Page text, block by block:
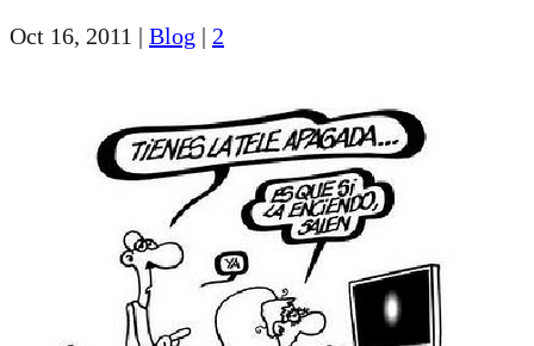
Oct 16, 2011 | Blog | 2